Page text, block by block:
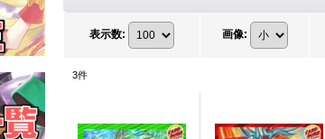
表示数: 画像:
3件